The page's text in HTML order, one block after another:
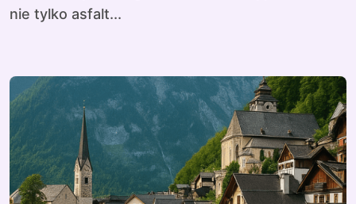
nie tylko asfalt...